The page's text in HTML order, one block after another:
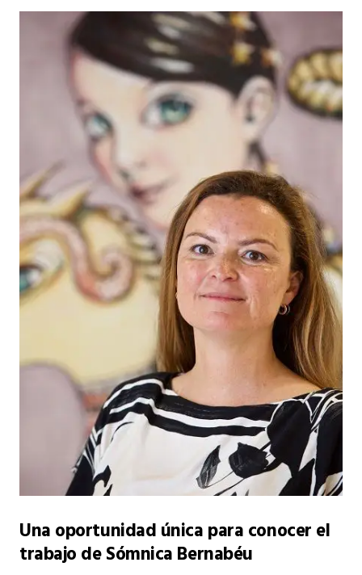
Una oportunidad única para conocer el
trabajo de Sómnica Bernabéu